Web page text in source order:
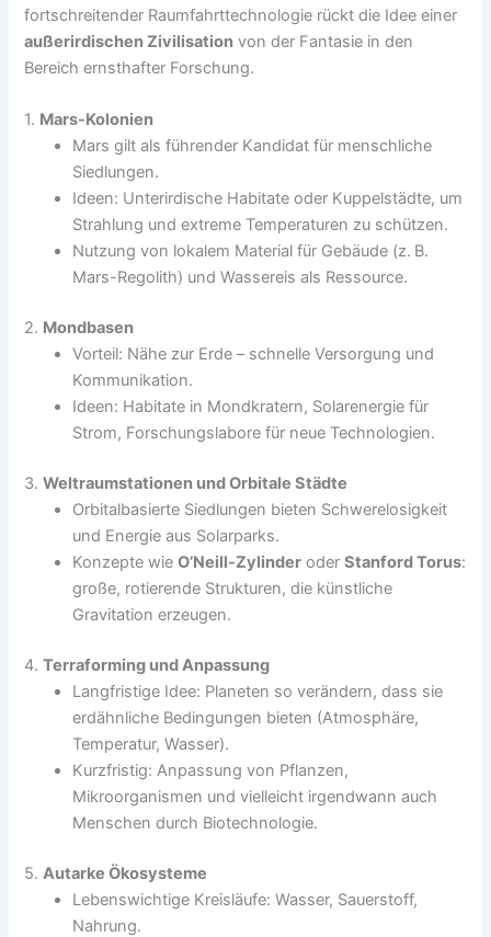
fortschreitender Raumfahrttechnologie rückt die Idee einer
außerirdischen Zivilisation von der Fantasie in den
Bereich ernsthafter Forschung.
1. Mars-Kolonien
Mars gilt als führender Kandidat für menschliche
Siedlungen.
Ideen: Unterirdische Habitate oder Kuppelstädte, um
Strahlung und extreme Temperaturen zu schützen.
Nutzung von lokalem Material für Gebäude (z. B.
Mars-Regolith) und Wassereis als Ressource.
2. Mondbasen
Vorteil: Nähe zur Erde – schnelle Versorgung und
Kommunikation.
Ideen: Habitate in Mondkratern, Solarenergie für
Strom, Forschungslabore für neue Technologien.
3.Weltraumstationen und Orbitale Städte
Orbitalbasierte Siedlungen bieten Schwerelosigkeit
und Energie aus Solarparks.
Konzepte wieO’Neill-Zylinder oderStanford Torus:
große, rotierende Strukturen, die künstliche
Gravitation erzeugen.
4.Terraforming und Anpassung
Langfristige Idee: Planeten so verändern, dass sie
erdähnliche Bedingungen bieten (Atmosphäre,
Temperatur, Wasser).
Kurzfristig: Anpassung von Pflanzen,
Mikroorganismen und vielleicht irgendwann auch
Menschen durch Biotechnologie.
5.Autarke Ökosysteme
Lebenswichtige Kreisläufe: Wasser, Sauerstoff,
Nahrung.